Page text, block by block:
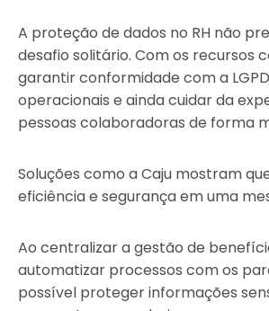
A proteção de dados no RH não
desafio solitário. Com os recursos
garantir conformidade com a
operacionais e ainda cuidar da
pessoas colaboradoras de forma
Soluções como a Caju mostram
eficiência e segurança em uma
Ao centralizar a gestão de
automatizar processos com os
possível proteger informações